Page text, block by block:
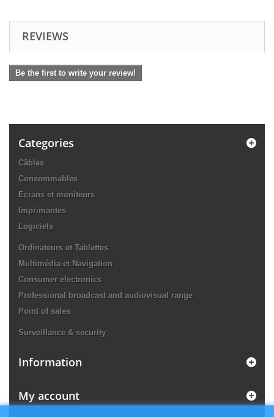
REVIEWS
Be the first to write your review!
Categories
Câbles
Consommables
Ecrans et moniteurs
Imprimantes
Logiciels
Ordinateurs et Tablettes
Multimédia et Navigation
Consumer electronics
Professional broadcast and audiovisual range
Point of sales
Surveillance & security
Information
My account